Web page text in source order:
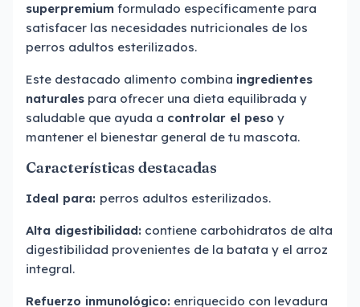
superpremium formulado específicamente para
satisfacer las necesidades nutricionales de los
perros adultos esterilizados.
Este destacado alimento combina ingredientes
naturales para ofrecer una dieta equilibrada y
saludable que ayuda a controlar el peso y
mantener el bienestar general de tu mascota.
Características destacadas
Ideal para: perros adultos esterilizados.
Alta digestibilidad: contiene carbohidratos de alta
digestibilidad provenientes de la batata y el arroz
integral.
Refuerzo inmunológico: enriquecido con levadura